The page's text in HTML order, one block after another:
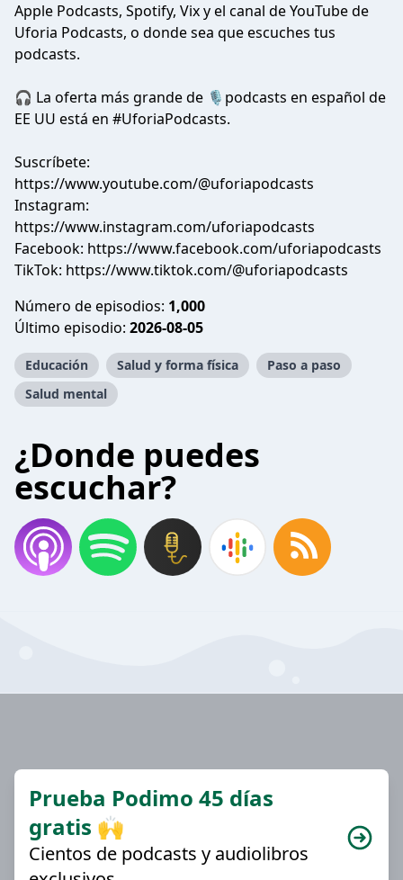
Apple Podcasts, Spotify, Vix y el canal de YouTube de
Uforia Podcasts, o donde sea que escuches tus
podcasts.
🎧 La oferta más grande de 🎙podcasts en español de
EE UU está en #UforiaPodcasts.
Suscríbete:
https://www.youtube.com/@uforiapodcasts
Instagram:
https://www.instagram.com/uforiapodcasts
Facebook: https://www.facebook.com/uforiapodcasts
TikTok: https://www.tiktok.com/@uforiapodcasts
Número de episodios: 1,000
Último episodio: 2026-08-05
Educación Salud y forma física
Paso a paso
Salud mental
¿Donde puedes
escuchar?
Prueba Podimo 45 días
gratis 🙌
Cientos de podcasts y audiolibros